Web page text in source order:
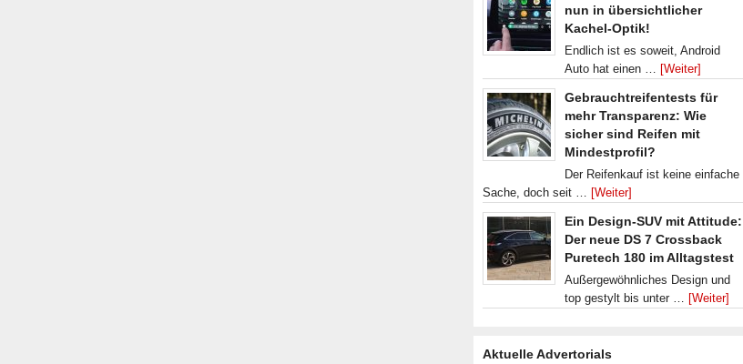
nun in übersichtlicher
Kachel-Optik!
Endlich ist es soweit, Android
Auto hat einen … [Weiter]
Gebrauchtreifentests für
mehr Transparenz: Wie
sicher sind Reifen mit
Mindestprofil?
Der Reifenkauf ist keine einfache
Sache, doch seit … [Weiter]
Ein Design-SUV mit Attitude:
Der neue DS 7 Crossback
Puretech 180 im Alltagstest
Außergewöhnliches Design und
top gestylt bis unter … [Weiter]
Aktuelle Advertorials